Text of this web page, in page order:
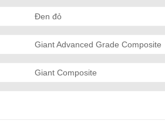
Đen đỏ
Giant Advanced Grade Composite
Giant Composite